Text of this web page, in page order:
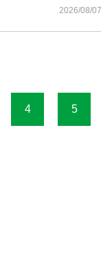
2026/08/07
4 5